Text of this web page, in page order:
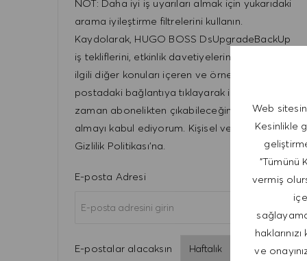
Web
Kesinlikle
"Tümünü
vermiş
ve
NOT: Daha iyi iş uyarıları almak için yukarıdaki
arama iyileştirme filtrelerini kullanın.
Kaydolarak, HUGO BOSS DsUpgradeBackUp
iş tekliflerini, etkinlik davetiyelerini ve kariyerle
ilgili diğer konuları içeren ve örneğin her e-
postadaki bağlantıya tıklayarak istediğim
zaman abonelikten çıkabileceğim e-postalar
almayı kabul ediyorum. Kişisel verilerimin
Gizlilik Politikası'na.
E-posta AdresiRequired
E-postalar alacaksın Required